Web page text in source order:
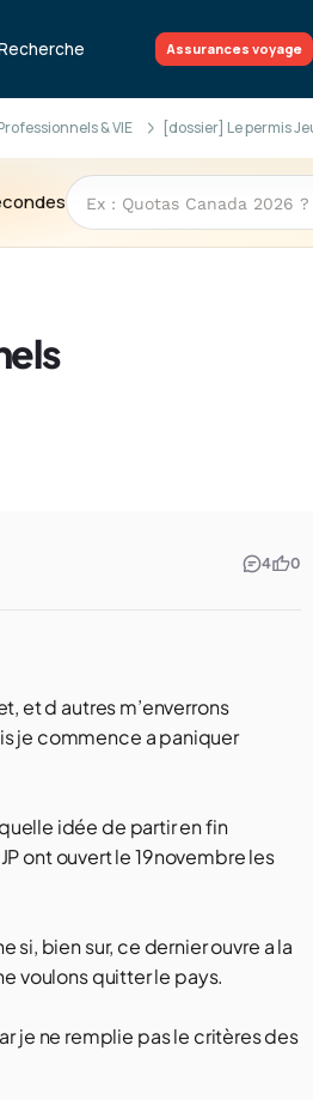
Assurances voyage
& VIE [dossier] Le permis
4 0
et d autres m’enverrons
je commence a paniquer
idée de partir en fin
ont ouvert le 19novembre les
si, bien sur, ce dernier ouvre a la
voulons quitter le pays.
je ne remplie pas le critères des